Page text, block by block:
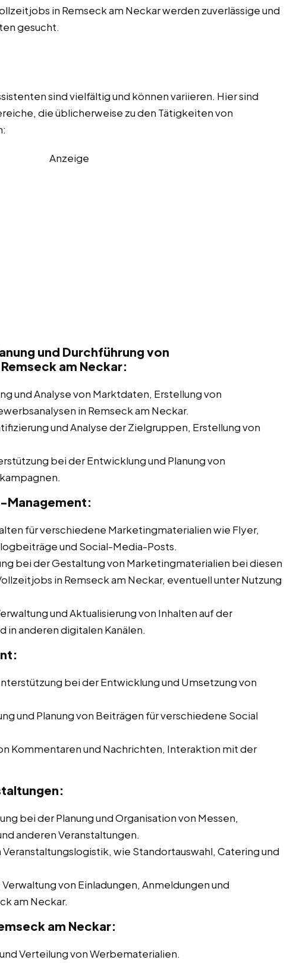
in Remseck am Neckar werden zuverlässige und
gesucht.
sind vielfältig und können variieren. Hier sind
die üblicherweise zu den Tätigkeiten von
Anzeige
und Durchführung von
am Neckar:
und Analyse von Marktdaten, Erstellung von
in Remseck am Neckar.
und Analyse der Zielgruppen, Erstellung von
bei der Entwicklung und Planung von
Management:
für verschiedene Marketingmaterialien wie Flyer,
und Social-Media-Posts.
bei der Gestaltung von Marketingmaterialien bei diesen
in Remseck am Neckar, eventuell unter Nutzung
und Aktualisierung von Inhalten auf der
in anderen digitalen Kanälen.
bei der Entwicklung und Umsetzung von
und Planung von Beiträgen für verschiedene Social
Kommentaren und Nachrichten, Interaktion mit der
bei der Planung und Organisation von Messen,
anderen Veranstaltungen.
wie Standortauswahl, Catering und
Verwaltung von Einladungen, Anmeldungen und
am Neckar.
am Neckar:
Verteilung von Werbematerialien.